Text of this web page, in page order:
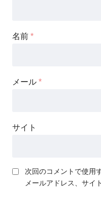
名前 *
メール *
サイト
次回のコメントで使用
メールアドレス、サイ